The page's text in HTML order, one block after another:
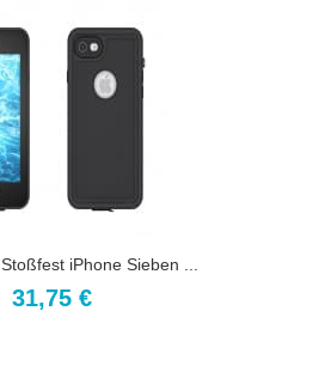
iPhone Sieben ...
31,75 €